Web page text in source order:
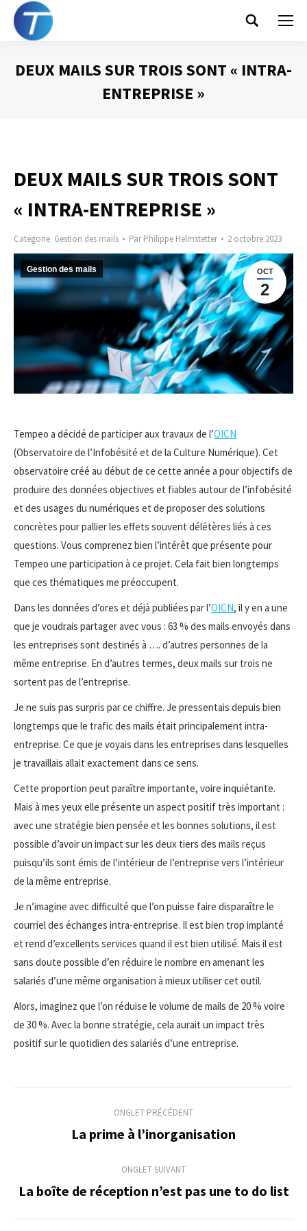
Search:
DEUX MAILS SUR TROIS SONT « INTRA-
ENTREPRISE »
DEUX MAILS SUR TROIS SONT
« INTRA-ENTREPRISE »
Catégorie Gestion des mails ParPhilippe Helmstetter 2 octobre 2023
OCT
2
Gestion des mails
Tempeo a décidé de participer aux travaux de l’OICN
(Observatoire de l’Infobésité et de la Culture Numérique). Cet
observatoire créé au début de ce cette année a pour objectifs de
produire des données objectives et fiables autour de l’infobésité
et des usages du numériques et de proposer des solutions
concrètes pour pallier les effets souvent délétères liés à ces
questions. Vous comprenez bien l’intérêt que présente pour
Tempeo une participation à ce projet. Cela fait bien longtemps
que ces thématiques me préoccupent.
Dans les données d’ores et déjà publiées par l’OICN, il y en a une
que je voudrais partager avec vous : 63 % des mails envoyés dans
les entreprises sont destinés à …. d’autres personnes de la
même entreprise. En d’autres termes, deux mails sur trois ne
sortent pas de l’entreprise.
Je ne suis pas surpris par ce chiffre. Je pressentais depuis bien
longtemps que le trafic des mails était principalement intra-
entreprise. Ce que je voyais dans les entreprises dans lesquelles
je travaillais allait exactement dans ce sens.
Cette proportion peut paraître importante, voire inquiétante.
Mais à mes yeux elle présente un aspect positif très important :
avec une stratégie bien pensée et les bonnes solutions, il est
possible d’avoir un impact sur les deux tiers des mails reçus
puisqu’ils sont émis de l’intérieur de l’entreprise vers l’intérieur
de la même entreprise.
Je n’imagine avec difficulté que l’on puisse faire disparaître le
courriel des échanges intra-entreprise. Il est bien trop implanté
et rend d’excellents services quand il est bien utilisé. Mais il est
sans doute possible d’en réduire le nombre en amenant les
salariés d’une même organisation à mieux utiliser cet outil.
Alors, imaginez que l’on réduise le volume de mails de 20 % voire
de 30 %. Avec la bonne stratégie, cela aurait un impact très
positif sur le quotidien des salariés d’une entreprise.
commentaire
ONGLET PRÉCÉDENT
Onglet
La prime à l’inorganisation
ONGLET SUIVANT
Onglet
La boîte de réception n’est pas une to do list